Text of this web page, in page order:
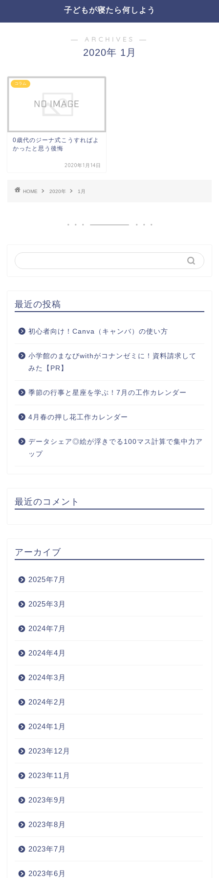
子どもが寝たら何しよう
― ARCHIVES ―
2020年 1月
コラム
0歳代のジーナ式こうすればよ
かったと思う後悔
2020年1月14日
HOME 2020年 1月
最近の投稿
初心者向け！Canva（キャンバ）の使い方
小学館のまなびwithがコナンゼミに！資料請求して
みた【PR】
季節の行事と星座を学ぶ！7月の工作カレンダー
4月春の押し花工作カレンダー
データシェア◎絵が浮きでる100マス計算で集中力ア
ップ
最近のコメント
アーカイブ
2025年7月
2025年3月
2024年7月
2024年4月
2024年3月
2024年2月
2024年1月
2023年12月
2023年11月
2023年9月
2023年8月
2023年7月
2023年6月